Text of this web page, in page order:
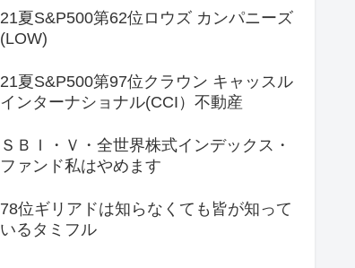
21夏S&P500第62位ロウズ カンパニーズ
(LOW)
21夏S&P500第97位クラウン キャッスル
インターナショナル(CCI）不動産
ＳＢＩ・Ｖ・全世界株式インデックス・
ファンド私はやめます
78位ギリアドは知らなくても皆が知って
いるタミフル